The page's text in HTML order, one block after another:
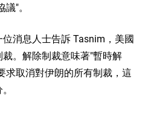
"。
消息人士告訴 Tasnim，美國
。解除制裁意味著"暫時解
求取消對伊朗的所有制裁，這